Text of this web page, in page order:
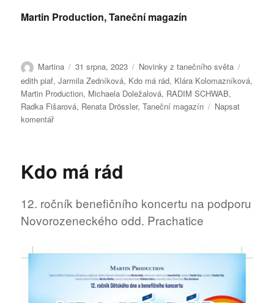
Martin Production, Taneční magazín
Autor:
Martina Publikováno:
31 srpna, 2023 Rubriky:
Novinky z tanečního světa
edith piaf,Jarmila Zedníková, Kdo má rád, Klára Kolomazníková,
Martin Production, Michaela Doležalová, RADIM SCHWAB,
Radka Fišarová, Renata Drössler,Taneční magazín
Napsat
komentářpro
Kdo
má
Kdo má rád
12. ročník benefičního koncertu na podporu
Novorozeneckého odd. Prachatice